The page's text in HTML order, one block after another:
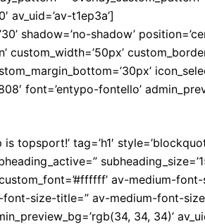
av_uid=’av-t1ep3a’]
shadow=’no-shadow’
custom_width=’50px’
font=’entypo-fontello’
is topsport!’ tag=’h1′
av-medium-
size-title=” av-medium-font-
34, 34)’